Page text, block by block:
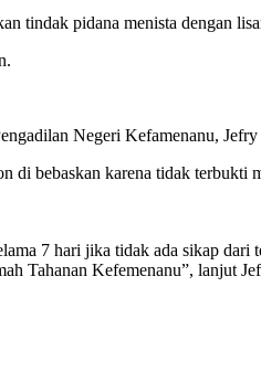
tindak pidana menista dengan
Negeri Kefamenanu,
bebaskan karena tidak
7 hari jika tidak ada sikap
Tahanan Kefemenanu”, lanjut